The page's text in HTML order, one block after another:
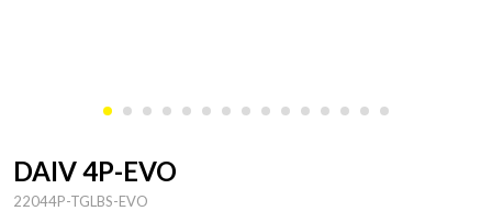
DAIV 4P-EVO
22044P-TGLBS-EVO